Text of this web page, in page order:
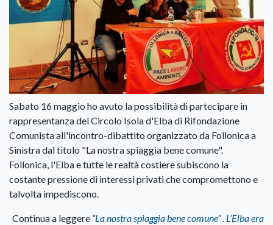
Sabato 16 maggio ho avuto la possibilità di partecipare in
rappresentanza del Circolo Isola d'Elba di Rifondazione
Comunista all'incontro-dibattito organizzato da Follonica a
Sinistra dal titolo "La nostra spiaggia bene comune".
Follonica, l'Elba e tutte le realtà costiere subiscono la
costante pressione di interessi privati che compromettono e
talvolta impediscono.
Continua a leggere “La nostra spiaggia bene comune” . L’Elba era